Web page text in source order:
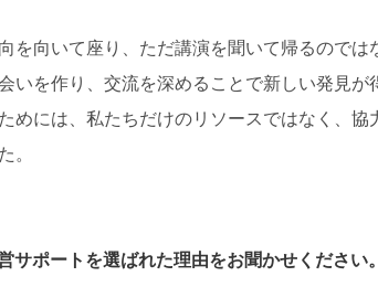
を向いて座り、ただ講演を聞いて帰るのでは
いを作り、交流を深めることで新しい発見が
めには、私たちだけのリソースではなく、協
。
ポートを選ばれた理由をお聞かせください。